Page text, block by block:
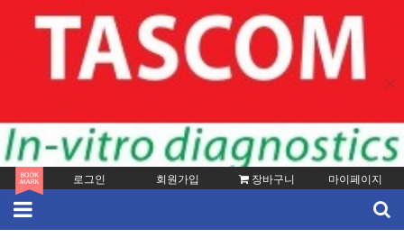
로그인 회원가입 장바구니 마이페이지